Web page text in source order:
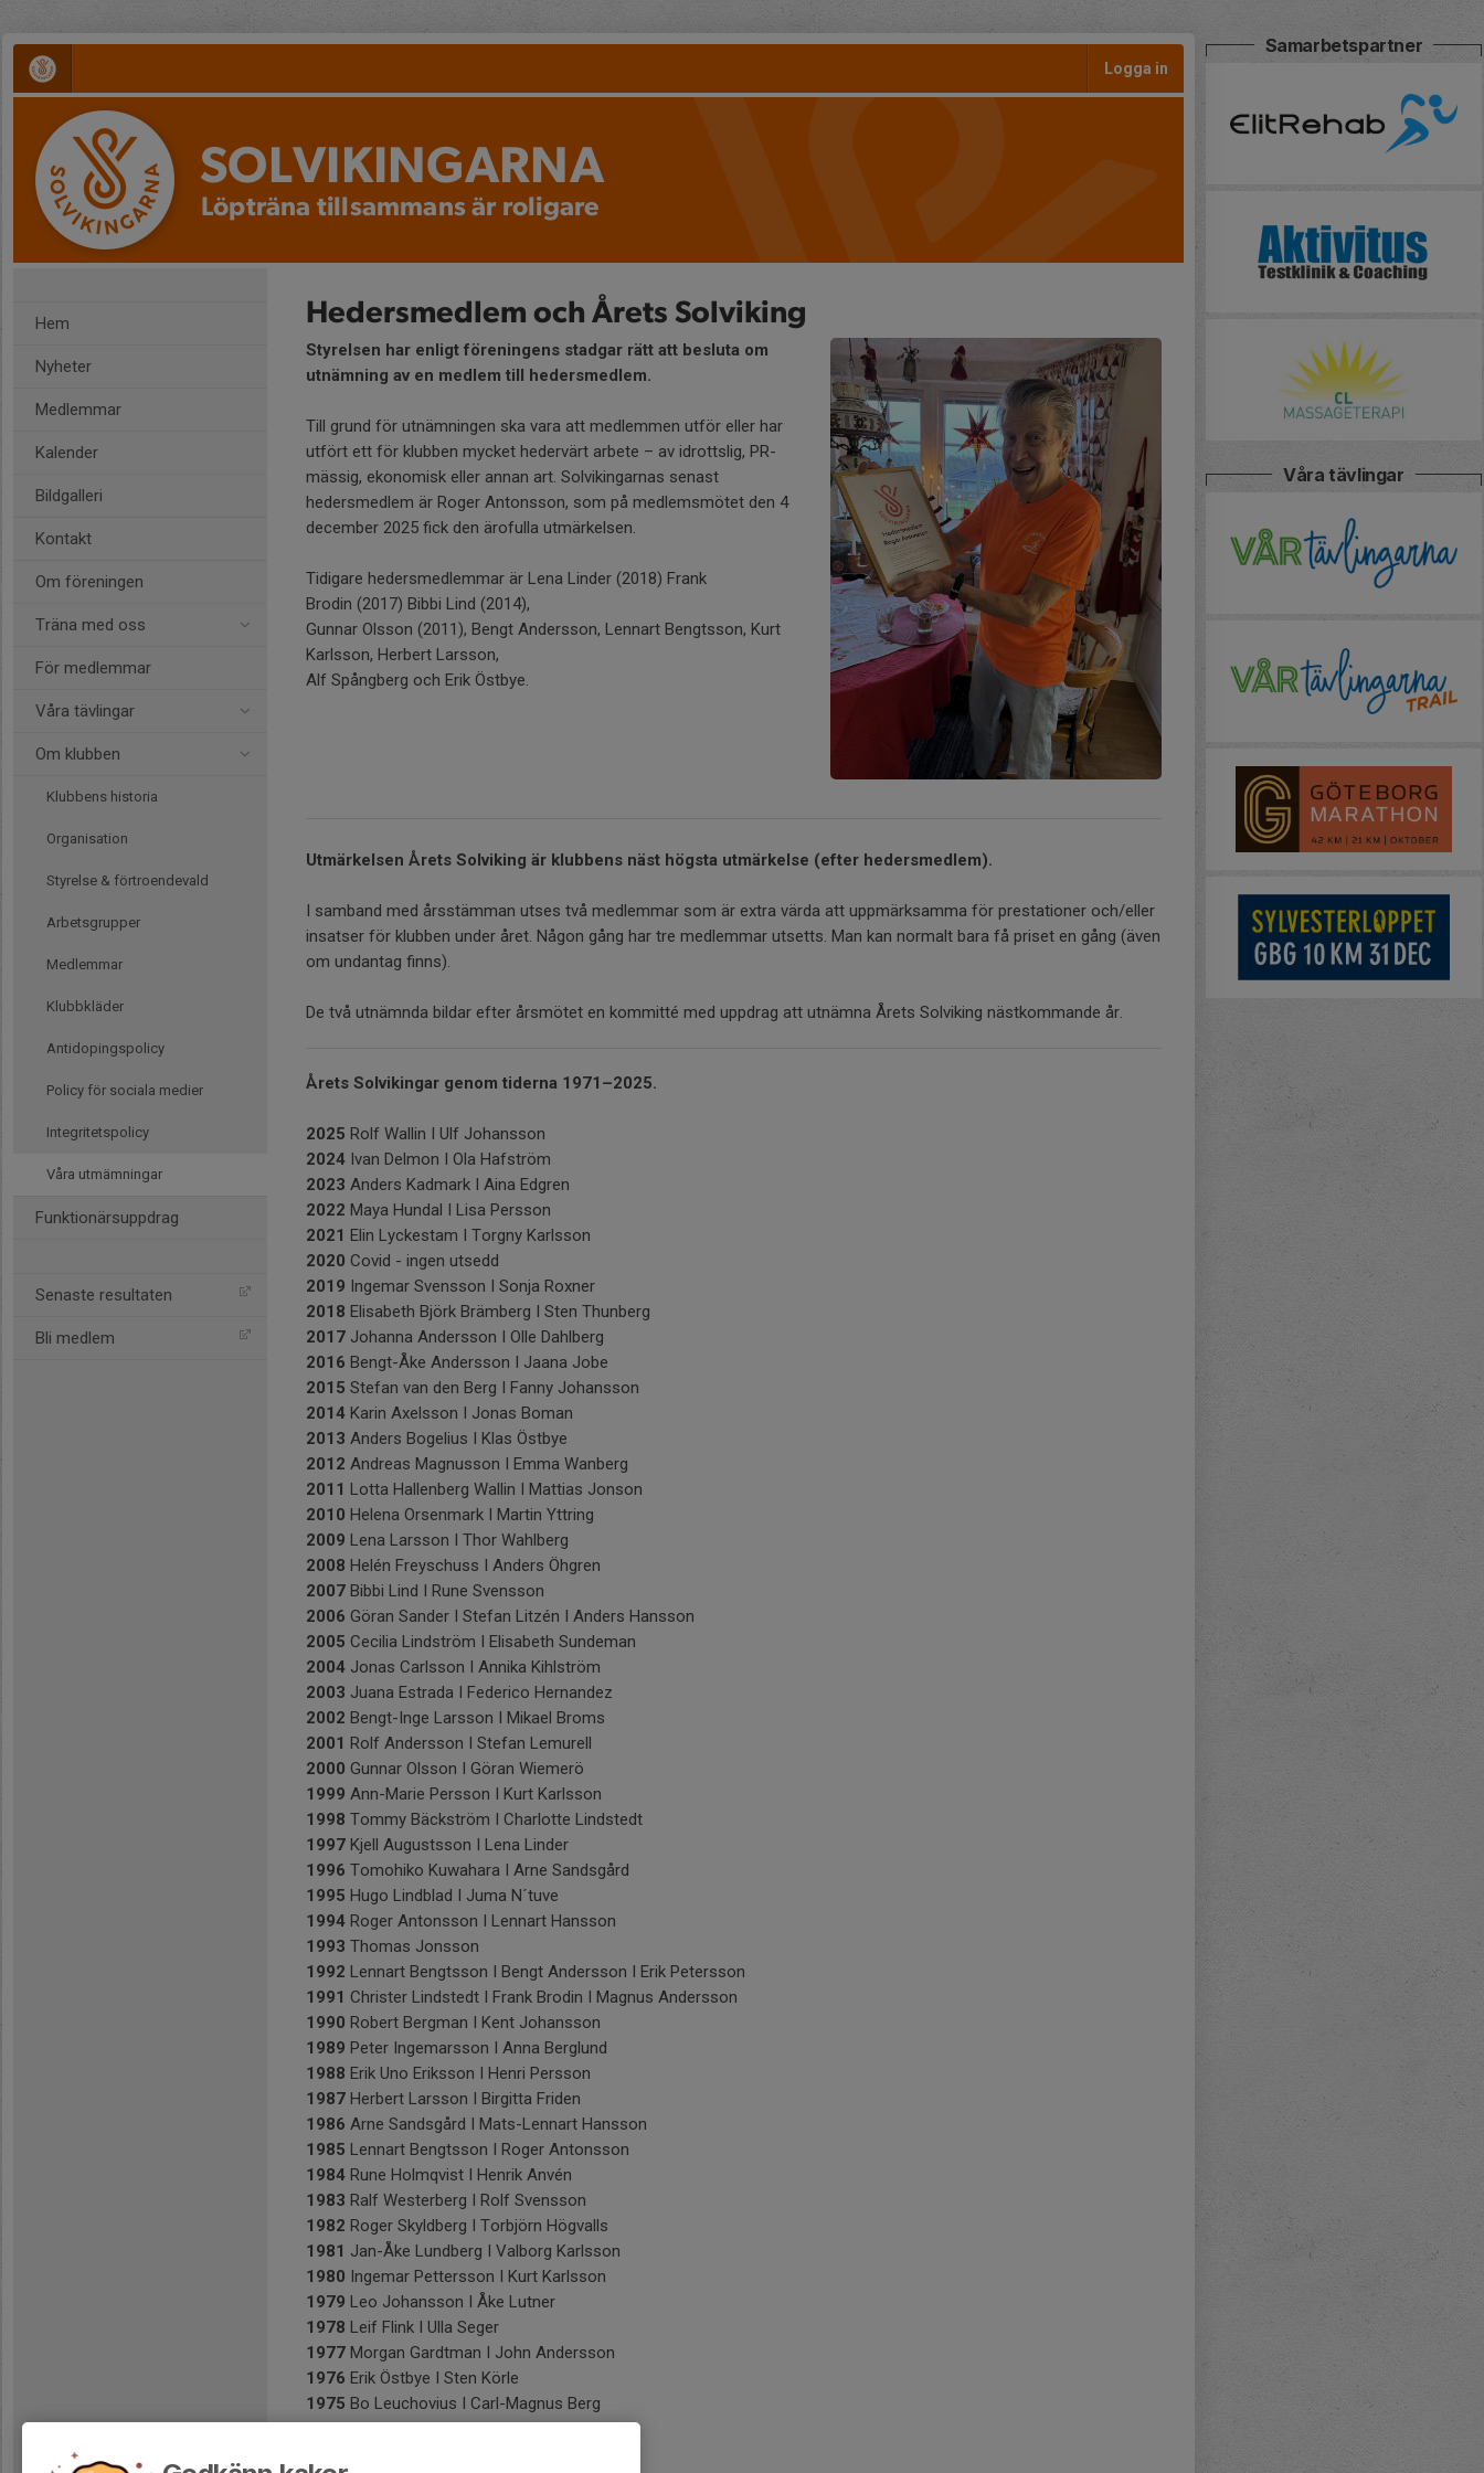
Logga in
SOLVIKINGARNA
Löpträna tillsammans är roligare
Hem
Nyheter
Medlemmar
Kalender
Bildgalleri
Kontakt
Om föreningen
Träna med oss
För medlemmar
Våra tävlingar
Om klubben
Klubbens historia
Organisation
Styrelse & förtroendevald
Arbetsgrupper
Medlemmar
Klubbkläder
Antidopingspolicy
Policy för sociala medier
Integritetspolicy
Våra utmämningar
Funktionärsuppdrag
Senaste resultaten
Bli medlem
Hedersmedlem och Årets Solviking
Styrelsen har enligt föreningens stadgar rätt att besluta om
utnämning av en medlem till hedersmedlem.
Till grund för utnämningen ska vara att medlemmen utför eller har
utfört ett för klubben mycket hedervärt arbete – av idrottslig, PR-
mässig, ekonomisk eller annan art. Solvikingarnas senast
hedersmedlem är Roger Antonsson, som på medlemsmötet den 4
december 2025 fick den ärofulla utmärkelsen.
Tidigare hedersmedlemmar är Lena Linder (2018) Frank
Brodin (2017) Bibbi Lind (2014),
Gunnar Olsson (2011), Bengt Andersson, Lennart Bengtsson, Kurt
Karlsson, Herbert Larsson,
Alf Spångberg och Erik Östbye.
Utmärkelsen Årets Solviking är klubbens näst högsta utmärkelse (efter hedersmedlem).
I samband med årsstämman utses två medlemmar som är extra värda att uppmärksamma för prestationer och/eller
insatser för klubben under året. Någon gång har tre medlemmar utsetts. Man kan normalt bara få priset en gång (även
om undantag finns).
De två utnämnda bildar efter årsmötet en kommitté med uppdrag att utnämna Årets Solviking nästkommande år.
Årets Solvikingar genom tiderna 1971–2025.
2025 Rolf Wallin I Ulf Johansson
2024 Ivan Delmon I Ola Hafström
2023 Anders Kadmark I Aina Edgren
2022 Maya Hundal I Lisa Persson
2021 Elin Lyckestam I Torgny Karlsson
2020 Covid - ingen utsedd
2019 Ingemar Svensson I Sonja Roxner
2018 Elisabeth Björk Brämberg I Sten Thunberg
2017 Johanna Andersson I Olle Dahlberg
2016 Bengt-Åke Andersson I Jaana Jobe
2015 Stefan van den Berg I Fanny Johansson
2014 Karin Axelsson I Jonas Boman
2013 Anders Bogelius I Klas Östbye
2012 Andreas Magnusson I Emma Wanberg
2011 Lotta Hallenberg Wallin I Mattias Jonson
2010 Helena Orsenmark I Martin Yttring
2009 Lena Larsson I Thor Wahlberg
2008 Helén Freyschuss I Anders Öhgren
2007 Bibbi Lind I Rune Svensson
2006 Göran Sander I Stefan Litzén I Anders Hansson
2005 Cecilia Lindström I Elisabeth Sundeman
2004 Jonas Carlsson I Annika Kihlström
2003 Juana Estrada I Federico Hernandez
2002 Bengt-Inge Larsson I Mikael Broms
2001 Rolf Andersson I Stefan Lemurell
2000 Gunnar Olsson I Göran Wiemerö
1999 Ann-Marie Persson I Kurt Karlsson
1998 Tommy Bäckström I Charlotte Lindstedt
1997 Kjell Augustsson I Lena Linder
1996 Tomohiko Kuwahara I Arne Sandsgård
1995 Hugo Lindblad I Juma N´tuve
1994 Roger Antonsson I Lennart Hansson
1993 Thomas Jonsson
1992 Lennart Bengtsson I Bengt Andersson I Erik Petersson
1991 Christer Lindstedt I Frank Brodin I Magnus Andersson
1990 Robert Bergman I Kent Johansson
1989 Peter Ingemarsson I Anna Berglund
1988 Erik Uno Eriksson I Henri Persson
1987 Herbert Larsson I Birgitta Friden
1986 Arne Sandsgård I Mats-Lennart Hansson
1985 Lennart Bengtsson I Roger Antonsson
1984 Rune Holmqvist I Henrik Anvén
1983 Ralf Westerberg I Rolf Svensson
1982 Roger Skyldberg I Torbjörn Högvalls
1981 Jan-Åke Lundberg I Valborg Karlsson
1980 Ingemar Pettersson I Kurt Karlsson
1979 Leo Johansson I Åke Lutner
1978 Leif Flink I Ulla Seger
1977 Morgan Gardtman I John Andersson
1976 Erik Östbye I Sten Körle
1975 Bo Leuchovius I Carl-Magnus Berg
1974Ove Larsson I Karl-Gustav Elvstrand
Samarbetspartner
Våra tävlingar